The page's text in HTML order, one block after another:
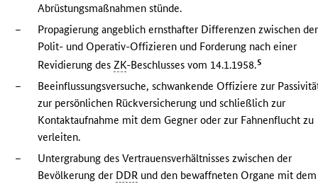
Abrüstungsmaßnahmen stünde.
–
Propagierung angeblich ernsthafter Differenzen zwischen
Polit- und Operativ-Offizieren und Forderung nach einer
Revidierung desZK-Beschlusses vom 14.1.1958.5
–
Beeinflussungsversuche, schwankende Offiziere zur
zur persönlichen Rückversicherung und schließlich zur
Kontaktaufnahme mit dem Gegner oder zur Fahnenflucht zu
verleiten.
–
Untergrabung des Vertrauensverhältnisses zwischen der
Bevölkerung der DDR und den bewaffneten Organe mit dem